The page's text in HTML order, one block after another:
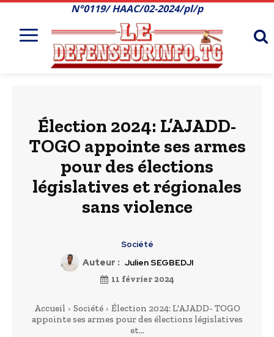
N°0119/ HAAC/02-2024/pl/p
Élection 2024: L’AJADD-
TOGO appointe ses armes
pour des élections
législatives et régionales
sans violence
Société
Auteur : Julien SEGBEDJI
11 février 2024
Accueil Société
Élection 2024: L'AJADD- TOGO
appointe ses armes pour des élections législatives
et...